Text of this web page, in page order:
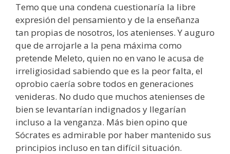
Temo que una condena cuestionaría la libre
expresión del pensamiento y de la enseñanza
tan propias de nosotros, los atenienses. Y auguro
que de arrojarle a la pena máxima como
pretende Meleto, quien no en vano le acusa de
irreligiosidad sabiendo que es la peor falta, el
oprobio caería sobre todos en generaciones
venideras. No dudo que muchos atenienses de
bien se levantarían indignados y llegarían
incluso a la venganza. Más bien opino que
Sócrates es admirable por haber mantenido sus
principios incluso en tan difícil situación.